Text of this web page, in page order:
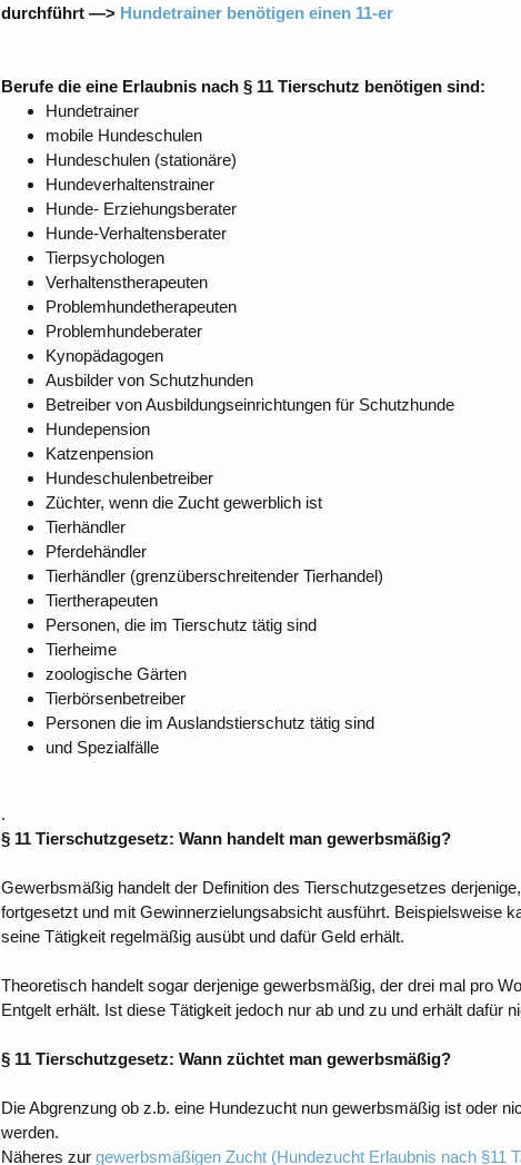
durchführt —> Hundetrainer benötigen einen 11-er
Berufe die eine Erlaubnis nach § 11 Tierschutz benötigen sind:
Hundetrainer
mobile Hundeschulen
Hundeschulen (stationäre)
Hundeverhaltenstrainer
Hunde- Erziehungsberater
Hunde-Verhaltensberater
Tierpsychologen
Verhaltenstherapeuten
Problemhundetherapeuten
Problemhundeberater
Kynopädagogen
Ausbilder von Schutzhunden
Betreiber von Ausbildungseinrichtungen für Schutzhunde
Hundepension
Katzenpension
Hundeschulenbetreiber
Züchter, wenn die Zucht gewerblich ist
Tierhändler
Pferdehändler
Tierhändler (grenzüberschreitender Tierhandel)
Tiertherapeuten
Personen, die im Tierschutz tätig sind
Tierheime
zoologische Gärten
Tierbörsenbetreiber
Personen die im Auslandstierschutz tätig sind
und Spezialfälle
.
§ 11 Tierschutzgesetz: Wann handelt man gewerbsmäßig?
Gewerbsmäßig handelt der Definition des Tierschutzgesetzes
fortgesetzt und mit Gewinnerzielungsabsicht ausführt. Beispielsweise
seine Tätigkeit regelmäßig ausübt und dafür Geld erhält.
Theoretisch handelt sogar derjenige gewerbsmäßig, der drei mal pro
Entgelt erhält. Ist diese Tätigkeit jedoch nur ab und zu und erhält dafür
§ 11 Tierschutzgesetz: Wann züchtet man gewerbsmäßig?
Die Abgrenzung ob z.b. eine Hundezucht nun gewerbsmäßig ist oder
werden.
Näheres zur gewerbsmäßigen Zucht (Hundezucht Erlaubnis nach §11